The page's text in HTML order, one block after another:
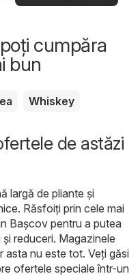
cumpăra
bun
Whiskey
de astăzi
largă de pliante și
. Răsfoiți prin cele mai
Başcov pentru a putea
reduceri. Magazinele
asta nu este tot. Veți găsi
ofertele speciale într-un